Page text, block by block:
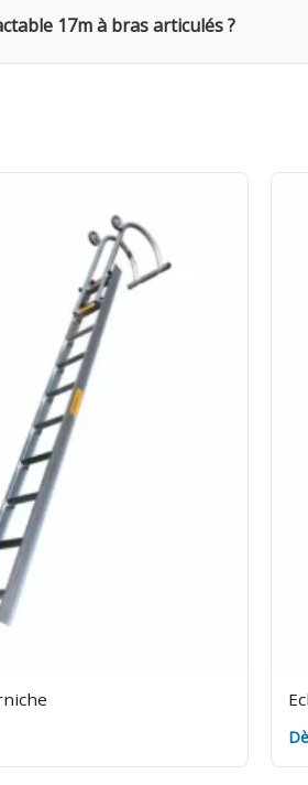
de 17m pour atteindre les
17m à bras articulés ?
en option.